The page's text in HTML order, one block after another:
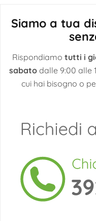
Siamo a tua
Rispondiamo tutti i
sabatodalle 9:00 alle
cui hai bisogno o